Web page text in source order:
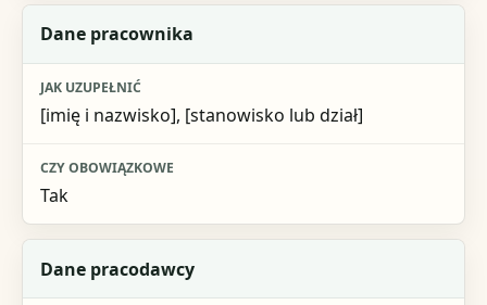
Dane pracownika
[imię i nazwisko], [stanowisko lub dział]
Tak
Dane pracodawcy